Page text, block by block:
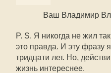
Ваш Владимир
P. S. Я никогда не жил
это правда. И эту фразу
тридцати лет. Но,
жизнь интереснее.